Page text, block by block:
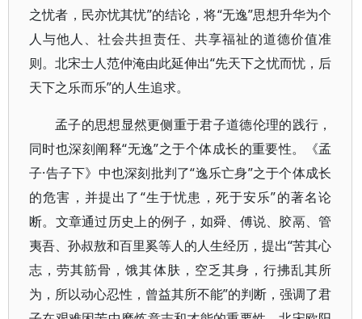
之忧者，民亦忧其忧”的结论，将“无逸”思想升华为个
人与他人、社会共担责任、共享福祉的道德价值准
则。北宋士人范仲淹由此延伸出“先天下之忧而忧，后
天下之乐而乐”的人生追求。
孟子的思想显然更侧重于君子道德伦理的践行，
同时也深刻阐释“无逸”之于个体成长的重要性。《孟
子·告子下》中也深刻批判了“逸乐亡身”之于个体成长
的危害，并提出了“生于忧患，死于安乐”的著名论
断。文章通过历史上的例子，如舜、傅说、胶鬲、管
夷吾、孙叔敖和百里奚等人的人生经历，提出“苦其心
志，劳其筋骨，饿其体肤，空乏其身，行拂乱其所
为，所以动心忍性，曾益其所不能”的判断，强调了君